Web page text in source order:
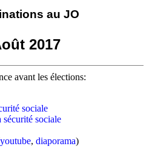
au JO
2017
avant les élections:
sociale
sociale
youtube, diaporama)